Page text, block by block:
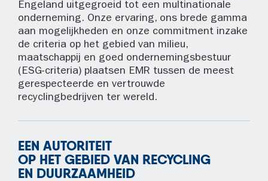
Engeland uitgegroeid tot een multinationale
onderneming. Onze ervaring, ons brede gamma
aan mogelijkheden en onze commitment inzake
de criteria op het gebied van milieu,
maatschappij en goed ondernemingsbestuur
(ESG-criteria) plaatsen EMR tussen de meest
gerespecteerde en vertrouwde
recyclingbedrijven ter wereld.
EEN AUTORITEIT
OP HET GEBIED VAN RECYCLING
EN DUURZAAMHEID